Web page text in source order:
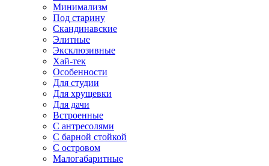
Минимализм
Под старину
Скандинавские
Элитные
Эксклюзивные
Хай-тек
Особенности
Для студии
Для хрущевки
Для дачи
Встроенные
С антресолями
С барной стойкой
С островом
Малогабаритные